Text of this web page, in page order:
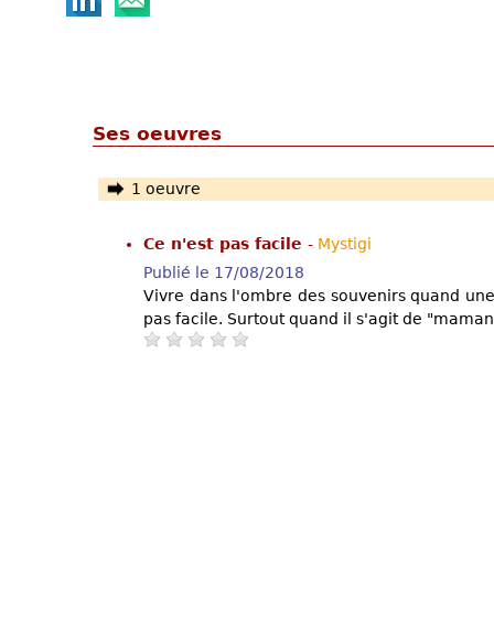
Ses oeuvres
1 oeuvre
Ce n'est pas facile - Mystigi
Publié le 17/08/2018
Vivre dans l'ombre des souvenirs quand
pas facile. Surtout quand il s'agit de